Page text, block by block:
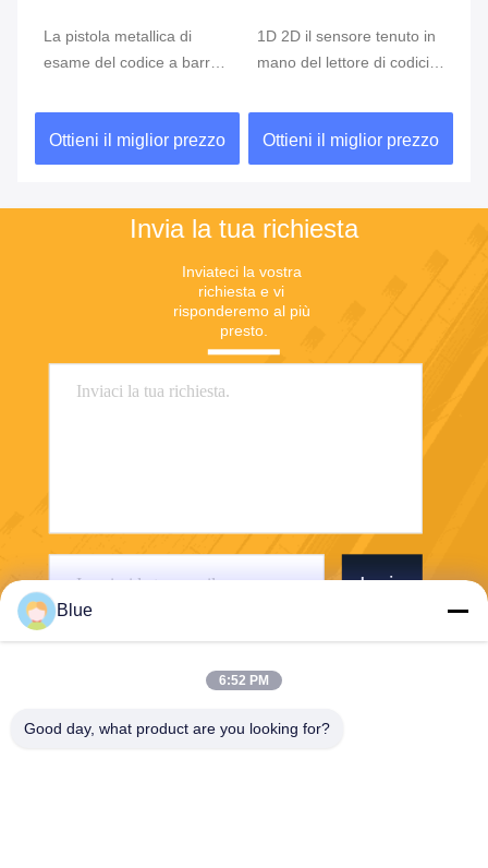
La pistola metallica di
esame del codice a barre
il 2D analizzatore
infiammante del QR Code
Ottieni il miglior prezzo
1D 2D il sensore tenuto in
mano del lettore di codici a
decodificato il
lampeggiamento
Ottieni il miglior prezzo
Invia la tua richiesta
Inviateci la vostra
richiesta e vi
risponderemo al più
presto.
Invia
Blue
6:52 PM
Good day, what product are you looking for?